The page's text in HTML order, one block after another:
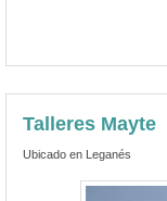
Talleres Mayte
Ubicado en Leganés